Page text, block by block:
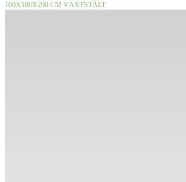
100X100X200 CM VÄXTSTÄLT